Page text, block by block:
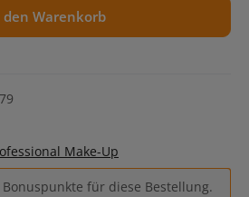
den Warenkorb
Make-Up
für diese Bestellung.